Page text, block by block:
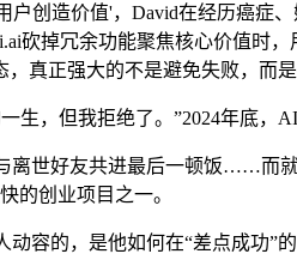
户创造价值'，David在经历癌症
砍掉冗余功能聚焦核心价值时
真正强大的不是避免失败，而
生，但我拒绝了。”2024年底，
世好友共进最后一顿饭……而
的创业项目之一。
容的，是他如何在“差点成功”